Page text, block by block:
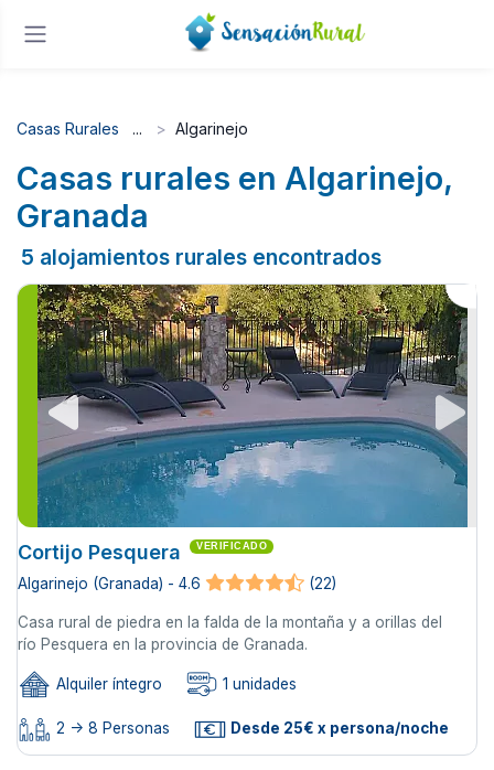
Casas Rurales Algarinejo
Casas rurales en Algarinejo,
Granada
5 alojamientos rurales encontrados
Cortijo Pesquera VERIFICADO
Algarinejo (Granada) - 4.6 (22)
Casa rural de piedra en la falda de la montaña y a orillas del
río Pesquera en la provincia de Granada.
Alquiler íntegro 1 unidades
2 -> 8 Personas Desde 25€ x persona/noche